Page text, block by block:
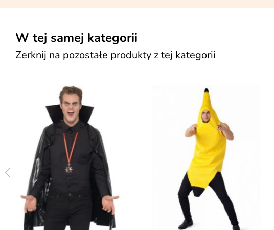
W tej samej kategorii
Zerknij na pozostałe produkty z tej kategorii